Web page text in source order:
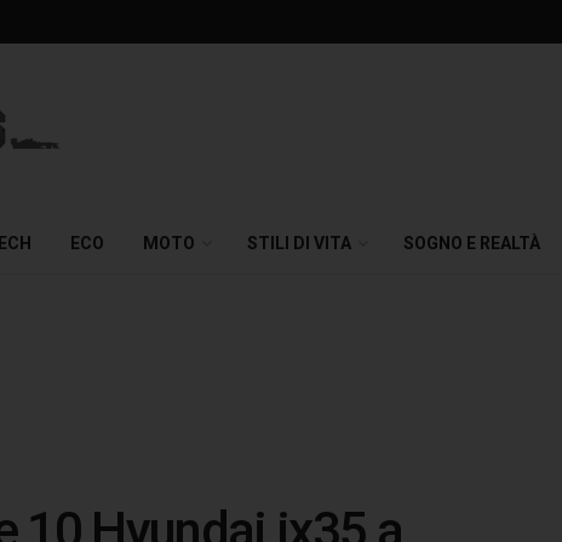
ECO MOTO STILI DI VITA SOGNO E REALTÀ